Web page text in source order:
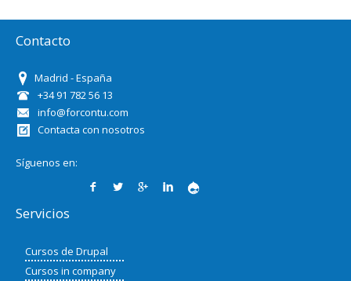
Contacto
Madrid - España
+34 91 782 56 13
info@forcontu.com
Contacta con nosotros
Síguenos en:
Servicios
Cursos de Drupal
Cursos in company